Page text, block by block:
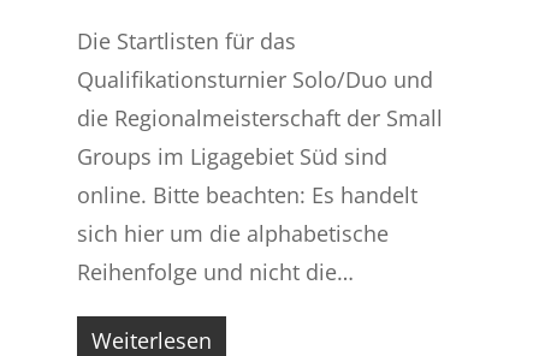
Die Startlisten für das
Qualifikationsturnier Solo/Duo und
die Regionalmeisterschaft der Small
Groups im Ligagebiet Süd sind
online. Bitte beachten: Es handelt
sich hier um die alphabetische
Reihenfolge und nicht die…
Weiterlesen